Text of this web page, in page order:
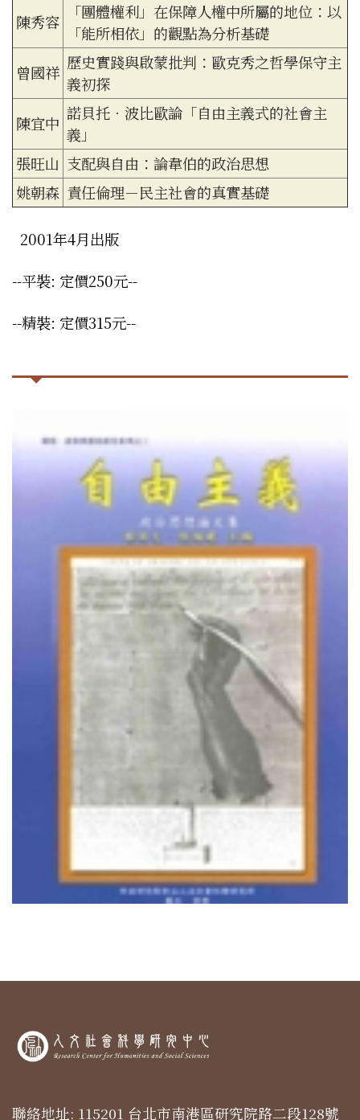
陳秀容
「團體權利」在保障人權中所屬的地位：以
「能所相依」的觀點為分析基礎
曾國祥 歷史實踐與啟蒙批判：歐克秀之哲學保守主
義初探
陳宜中 諾貝托．波比歐論「自由主義式的社會主
義」
張旺山 支配與自由：論韋伯的政治思想
姚朝森 責任倫理－民主社會的真實基礎
2001年4月出版
--平裝: 定價250元--
--精裝: 定價315元--
聯絡地址: 115201 台北市南港區研究院路二段128號